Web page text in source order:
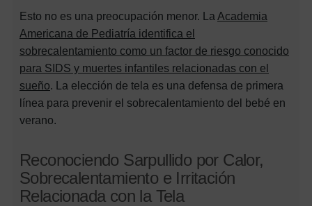
Esto no es una preocupación menor. La Academia
Americana de Pediatría identifica el
sobrecalentamiento como un factor de riesgo conocido
para SIDS y muertes infantiles relacionadas con el
sueño. La elección de tela es una defensa de primera
línea para prevenir el sobrecalentamiento del bebé en
verano.
Reconociendo Sarpullido por Calor,
Sobrecalentamiento e Irritación
Relacionada con la Tela